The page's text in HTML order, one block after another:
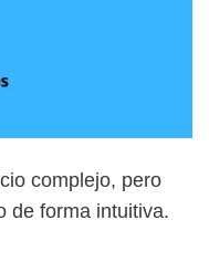
complejo, pero
de forma intuitiva.